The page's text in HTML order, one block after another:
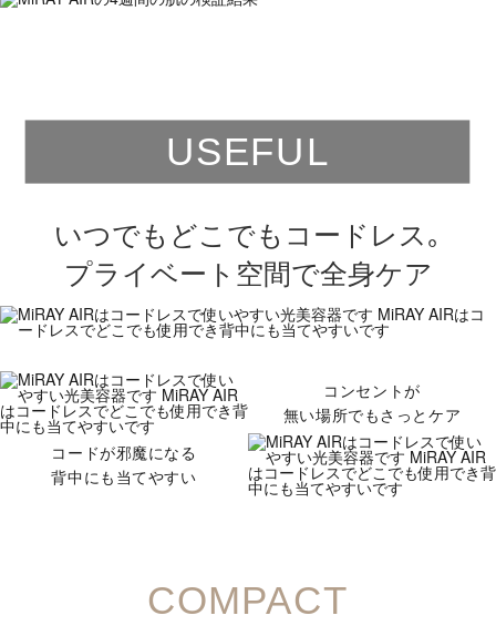
USEFUL
いつでもどこでもコードレス｡
プライベート空間で全身ケア
コンセントが
無い場所でもさっとケア
コードが邪魔になる
背中にも当てやすい
COMPACT